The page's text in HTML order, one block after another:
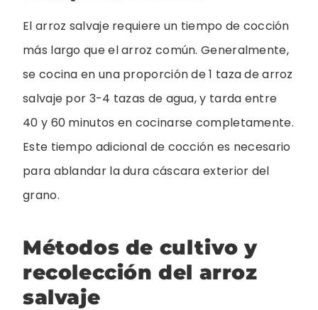
El arroz salvaje requiere un tiempo de cocción
más largo que el arroz común. Generalmente,
se cocina en una proporción de 1 taza de arroz
salvaje por 3-4 tazas de agua, y tarda entre
40 y 60 minutos en cocinarse completamente.
Este tiempo adicional de cocción es necesario
para ablandar la dura cáscara exterior del
grano.
Métodos de cultivo y
recolección del arroz
salvaje